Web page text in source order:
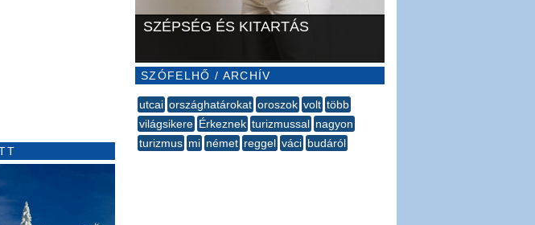
SZÉPSÉG ÉS KITARTÁS
SZÓFELHŐ / ARCHÍV
utcai országhatárokat oroszok volt több
világsikere Érkeznek turizmussal nagyon
turizmus mi német reggel váci budáról